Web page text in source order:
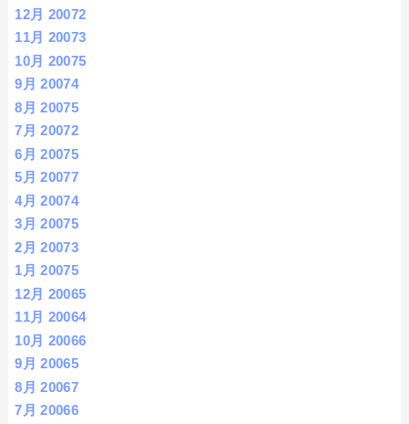
12月 20072
11月 20073
10月 20075
9月 20074
8月 20075
7月 20072
6月 20075
5月 20077
4月 20074
3月 20075
2月 20073
1月 20075
12月 20065
11月 20064
10月 20066
9月 20065
8月 20067
7月 20066